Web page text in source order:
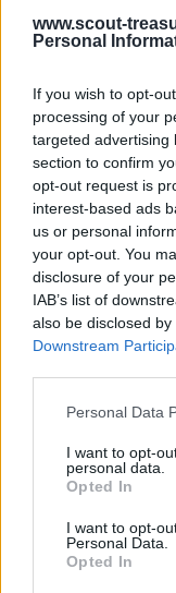
www.scout-
Personal
If you wish to opt-
processing of your
targeted advertising
section to confirm
opt-out request is
interest-based ads
us or personal
your opt-out. You
disclosure of your
IAB’s list of
also be disclosed
Downstream
Please note that
not limited to your
grant or deny
use your data for
consent section.
Personal Data
I want to opt-
personal data.
Opted In
I want to opt-
Personal Data.
Opted In
Αξιολογήσεις
Clear filters
Δεν υπάρχει καμία
Κάνετε την πρώτη
Η ηλ. διεύθυνση σας
σημειώνονται με*
Η βαθμολογία σας
Η αξιολόγησή σας*